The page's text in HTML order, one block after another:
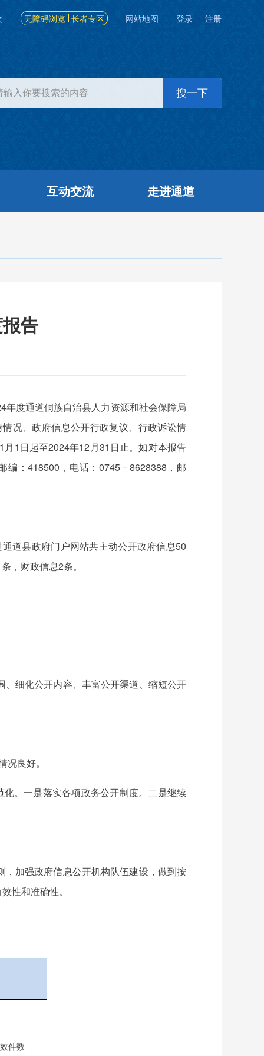
无障碍浏览 长者专区 网站地图 登录 注册
互动交流 走进通道
告
度通道侗族自治县人力资源和社会保障局
况、政府信息公开行政复议、行政诉讼情
1日起至2024年12月31日止。如对本报告
：418500，电话：0745－8628388，邮
道县政府门户网站共主动公开政府信息50
，财政信息2条。
细化公开内容、丰富公开渠道、缩短公开
良好。
。一是落实各项政务公开制度。二是继续
加强政府信息公开机构队伍建设，做到按
性和准确性。
件数